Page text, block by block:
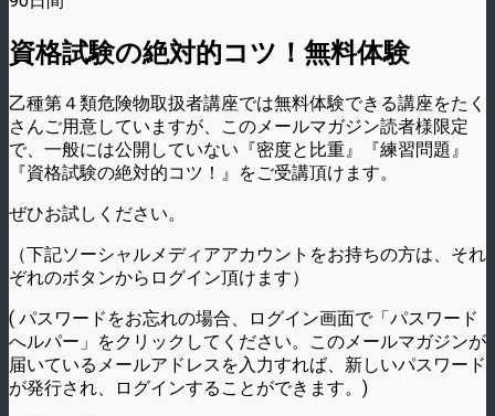
資格試験の絶対的コツ！無料体験
乙種第４類危険物取扱者講座では無料体験できる講座をたく
さんご用意していますが、このメールマガジン読者様限定
で、一般には公開していない『密度と比重』『練習問題』
『資格試験の絶対的コツ！』をご受講頂けます。
ぜひお試しください。
（下記ソーシャルメディアアカウントをお持ちの方は、それ
ぞれのボタンからログイン頂けます）
( パスワードをお忘れの場合、ログイン画面で「パスワード
へルパー」をクリックしてください。このメールマガジンが
届いているメールアドレスを入力すれば、新しいパスワード
が発行され、ログインすることができます。)